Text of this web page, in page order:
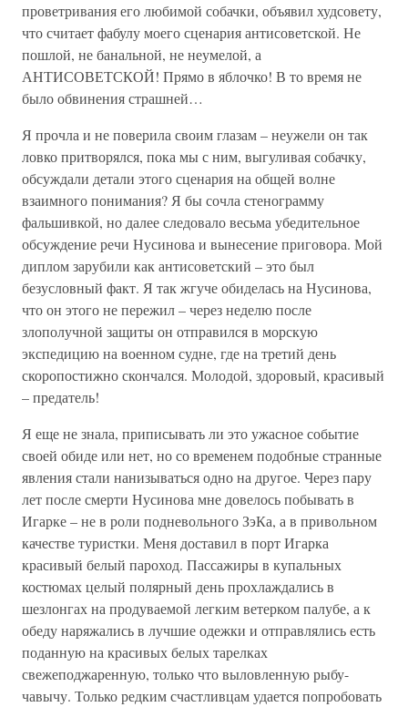
проветривания его любимой собачки, объявил худсовету,
что считает фабулу моего сценария антисоветской. Не
пошлой, не банальной, не неумелой, а
АНТИСОВЕТСКОЙ! Прямо в яблочко! В то время не
было обвинения страшней…
Я прочла и не поверила своим глазам – неужели он так
ловко притворялся, пока мы с ним, выгуливая собачку,
обсуждали детали этого сценария на общей волне
взаимного понимания? Я бы сочла стенограмму
фальшивкой, но далее следовало весьма убедительное
обсуждение речи Нусинова и вынесение приговора. Мой
диплом зарубили как антисоветский – это был
безусловный факт. Я так жгуче обиделась на Нусинова,
что он этого не пережил – через неделю после
злополучной защиты он отправился в морскую
экспедицию на военном судне, где на третий день
скоропостижно скончался. Молодой, здоровый, красивый
– предатель!
Я еще не знала, приписывать ли это ужасное событие
своей обиде или нет, но со временем подобные странные
явления стали нанизываться одно на другое. Через пару
лет после смерти Нусинова мне довелось побывать в
Игарке – не в роли подневольного ЗэКа, а в привольном
качестве туристки. Меня доставил в порт Игарка
красивый белый пароход. Пассажиры в купальных
костюмах целый полярный день прохлаждались в
шезлонгах на продуваемой легким ветерком палубе, а к
обеду наряжались в лучшие одежки и отправлялись есть
поданную на красивых белых тарелках
свежеподжаренную, только что выловленную рыбу-
чавычу. Только редким счастливцам удается попробовать